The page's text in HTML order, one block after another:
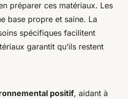
préparer ces matériaux. Les
base propre et saine. La
spécifiques facilitent
garantit qu’ils restent
positif, aidant à